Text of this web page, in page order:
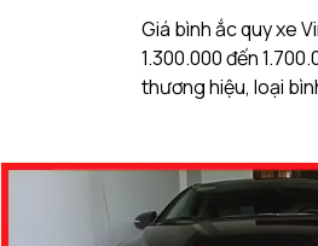
Giá bình ắc quy xe
1.300.000 đến
thương hiệu, loại
hàng đầu về giá